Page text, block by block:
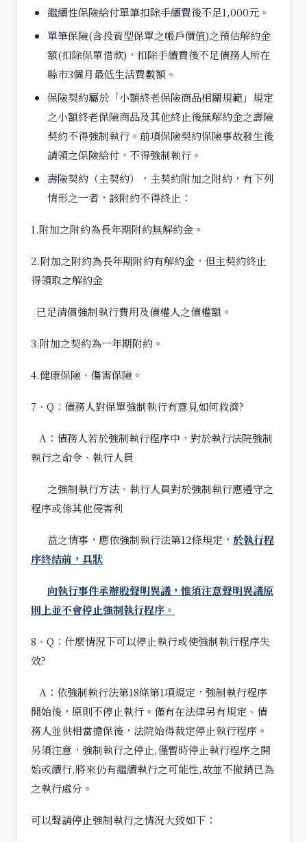
繼續性保險給付單筆扣除手續費後不足1,000元。
單筆保險(含投資型保單之帳戶價值)之預估解約金
額(扣除保單借款)，扣除手續費後不足債務人所在
縣市3個月最低生活費數額。
保險契約屬於「小額終老保險商品相關規範」規定
之小額終老保險商品及其他終止後無解約金之壽險
契約不得強制執行。前項保險契約保險事故發生後
請領之保險給付，不得強制執行。
壽險契約（主契約），主契約附加之附約，有下列
情形之一者，該附約不得終止：
1.附加之附約為長年期附約無解約金。
2.附加之附約為長年期附約有解約金，但主契約終止
得領取之解約金
已足清償強制執行費用及債權人之債權額。
3.附加之契約為一年期附約。
4.健康保險、傷害保險。
7、Q：債務人對保單強制執行有意見如何救濟?
A：債務人若於強制執行程序中，對於執行法院強制
執行之命令、執行人員
之強制執行方法、執行人員對於強制執行應遵守之
程序或係其他侵害利
益之情事，應依強制執行法第12條規定， 於執行程
序終結前，具狀
向執行事件承辦股聲明異議，惟須注意聲明異議原
則上並不會停止強制執行程序。
8、Q：什麼情況下可以停止執行或使強制執行程序失
效?
A：依強制執行法第18條第1項規定，強制執行程序
開始後，原則不停止執行。僅有在法律另有規定、債
務人並供相當擔保後，法院始得裁定停止執行程序。
另須注意，強制執行之停止,僅暫時停止執行程序之開
始或續行,將來仍有繼續執行之可能性,故並不撤銷已為
之執行處分。
可以聲請停止強制執行之情況大致如下：